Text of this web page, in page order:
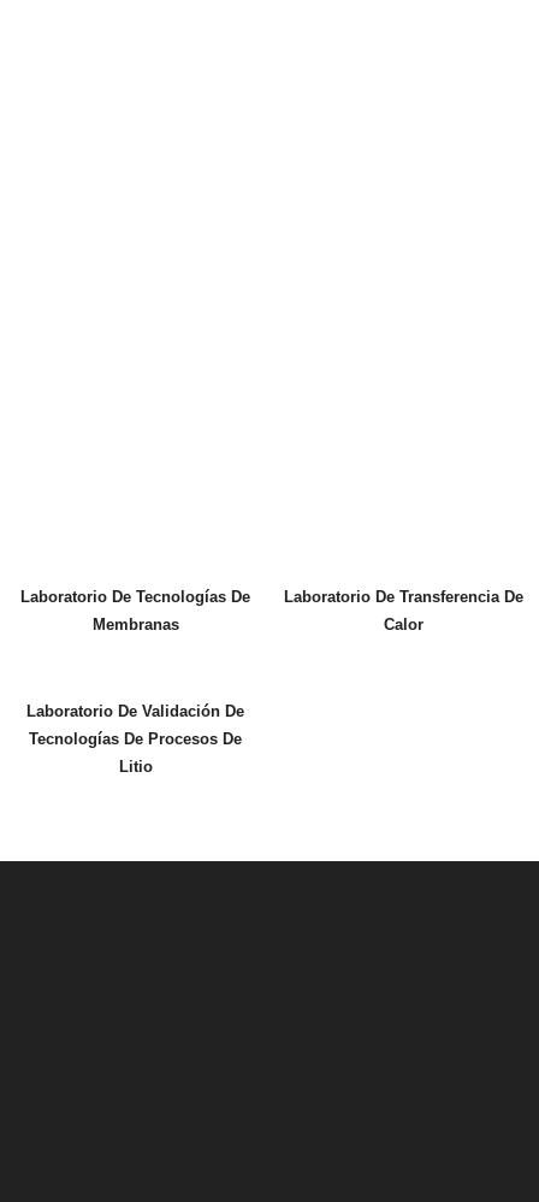
Laboratorio De Tecnologías De
Membranas
Laboratorio De Transferencia De
Calor
Laboratorio De Validación De
Tecnologías De Procesos De
Litio